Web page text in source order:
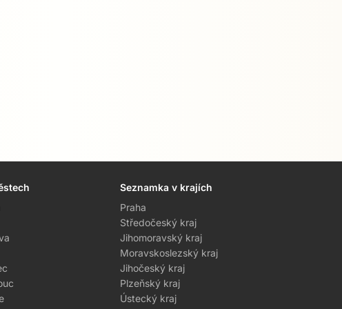
Seznamka v krajích
Praha
Středočeský kraj
Jihomoravský kraj
Moravskoslezský kraj
Jihočeský kraj
Plzeňský kraj
Ústecký kraj